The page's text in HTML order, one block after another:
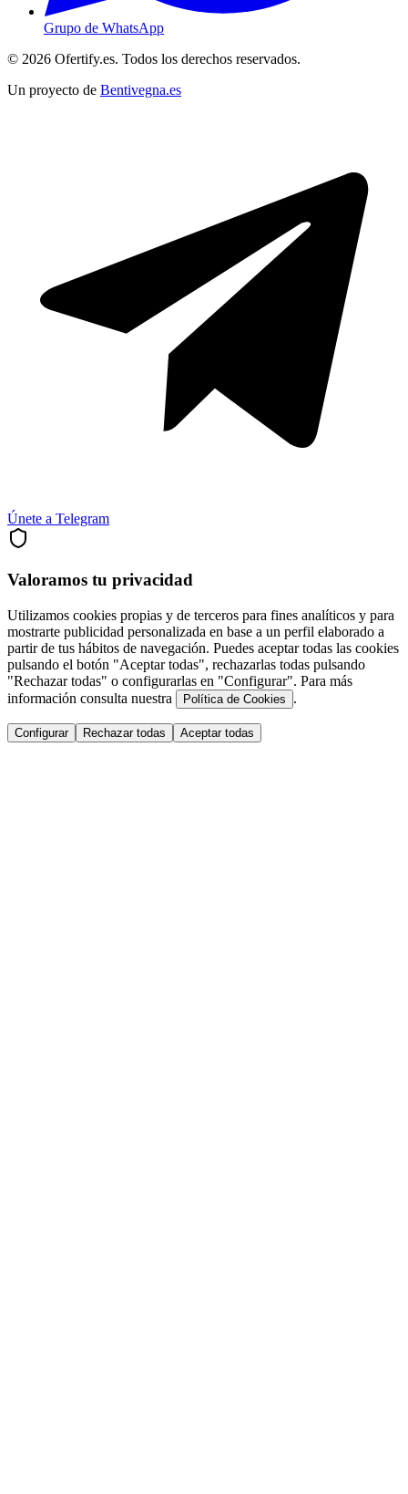
Grupo de WhatsApp
© 2026 Ofertify.es. Todos los derechos reservados.
Un proyecto de Bentivegna.es
Únete a Telegram
Valoramos tu privacidad
Utilizamos cookies propias y de terceros para fines analíticos y para
mostrarte publicidad personalizada en base a un perfil elaborado a
partir de tus hábitos de navegación. Puedes aceptar todas las cookies
pulsando el botón "Aceptar todas", rechazarlas todas pulsando
"Rechazar todas" o configurarlas en "Configurar". Para más
información consulta nuestra
Política de Cookies .
Configurar Rechazar todas Aceptar todas